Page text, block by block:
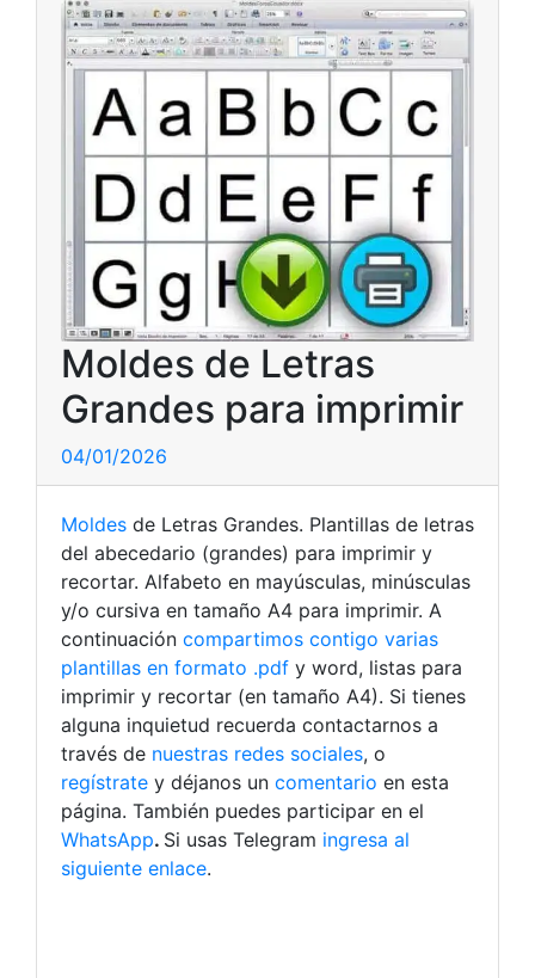
Moldes de Letras
Grandes para imprimir
04/01/2026
Moldes de Letras Grandes. Plantillas de letras
del abecedario (grandes) para imprimir y
recortar. Alfabeto en mayúsculas, minúsculas
y/o cursiva en tamaño A4 para imprimir. A
continuación compartimos contigo varias
plantillas en formato .pdf y word, listas para
imprimir y recortar (en tamaño A4). Si tienes
alguna inquietud recuerda contactarnos a
través de nuestras redes sociales, o
regístrate y déjanos un comentario en esta
página. También puedes participar en el
WhatsApp. Si usas Telegram ingresa al
siguiente enlace.